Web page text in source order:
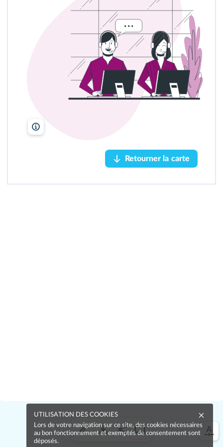
Retourner la carte
En d'autres termes :C'est un système qui permet de
retrouver une adresse très précise à partir d'un nom.
À l'accueil d'une très grande entreprise, les
standardistes ont le même rôle d'aiguillage pour les
personnes qui se présentent avec des requêtes très
différentes les unes des autres.
Retourner la carte
UTILISATION DES COOKIES
Lors de votre navigation sur ce site, des cookies nécessaires
au bon fonctionnement et exemptés de consentement sont
déposés.